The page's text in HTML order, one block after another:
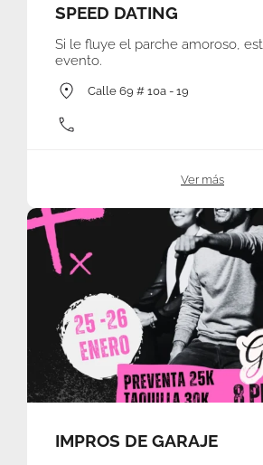
SPEED DATING
Si le fluye el parche amoroso,
evento.
Calle 69 # 10a - 19
Ver más
IMPROS DE GARAJE